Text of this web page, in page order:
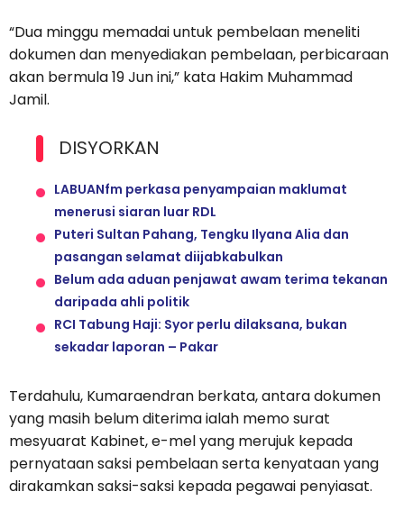
“Dua minggu memadai untuk pembelaan meneliti
dokumen dan menyediakan pembelaan, perbicaraan
akan bermula 19 Jun ini,” kata Hakim Muhammad
Jamil.
DISYORKAN
LABUANfm perkasa penyampaian maklumat
menerusi siaran luar RDL
Puteri Sultan Pahang, Tengku Ilyana Alia dan
pasangan selamat diijabkabulkan
Belum ada aduan penjawat awam terima tekanan
daripada ahli politik
RCI Tabung Haji: Syor perlu dilaksana, bukan
sekadar laporan – Pakar
Terdahulu, Kumaraendran berkata, antara dokumen
yang masih belum diterima ialah memo surat
mesyuarat Kabinet, e-mel yang merujuk kepada
pernyataan saksi pembelaan serta kenyataan yang
dirakamkan saksi-saksi kepada pegawai penyiasat.